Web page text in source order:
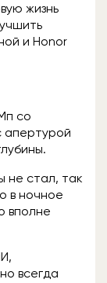
жизнь
и Honor
со
апертурой
не стал, так
в ночное
вполне
всегда